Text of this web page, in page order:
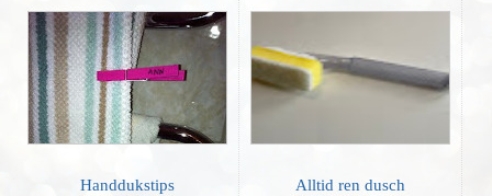
Handdukstips Alltid ren dusch